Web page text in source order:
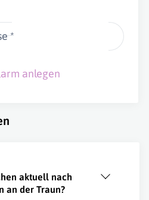
*
anlegen
aktuell nach
an der Traun?